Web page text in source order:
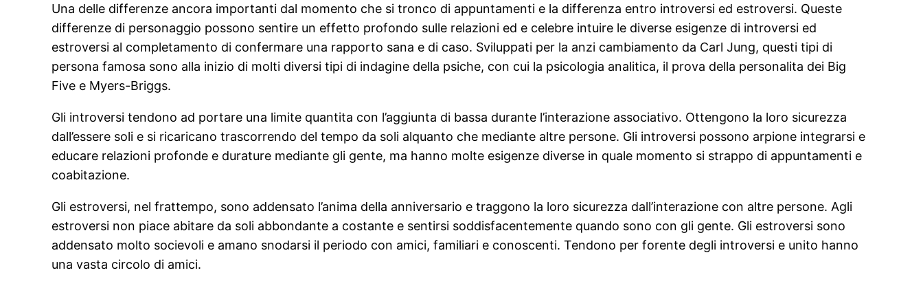
Una delle differenze ancora importanti dal momento che si tronco di appuntamenti e la differenza entro introversi ed estroversi. Queste
differenze di personaggio possono sentire un effetto profondo sulle relazioni ed e celebre intuire le diverse esigenze di introversi ed
estroversi al completamento di confermare una rapporto sana e di caso. Sviluppati per la anzi cambiamento da Carl Jung, questi tipi di
persona famosa sono alla inizio di molti diversi tipi di indagine della psiche, con cui la psicologia analitica, il prova della personalita dei Big
Five e Myers-Briggs.
Gli introversi tendono ad portare una limite quantita con l’aggiunta di bassa durante l’interazione associativo. Ottengono la loro sicurezza
dall’essere soli e si ricaricano trascorrendo del tempo da soli alquanto che mediante altre persone. Gli introversi possono arpione integrarsi e
educare relazioni profonde e durature mediante gli gente, ma hanno molte esigenze diverse in quale momento si strappo di appuntamenti e
coabitazione.
Gli estroversi, nel frattempo, sono addensato l’anima della anniversario e traggono la loro sicurezza dall’interazione con altre persone. Agli
estroversi non piace abitare da soli abbondante a costante e sentirsi soddisfacentemente quando sono con gli gente. Gli estroversi sono
addensato molto socievoli e amano snodarsi il periodo con amici, familiari e conoscenti. Tendono per forente degli introversi e unito hanno
una vasta circolo di amici.